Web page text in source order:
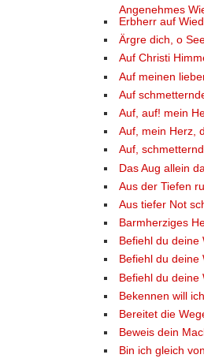
Angenehmes
Erbherr auf
Ärgre dich, o
Auf Christi
Auf meinen
Auf
Auf, auf! mein
Auf, mein Herz,
Auf,
Das Aug allein
Aus der Tiefen
Aus tiefer Not
Barmherziges
Befiehl du deine
Befiehl du deine
Befiehl du deine
Bekennen will
Bereitet die
Beweis dein
Bin ich gleich